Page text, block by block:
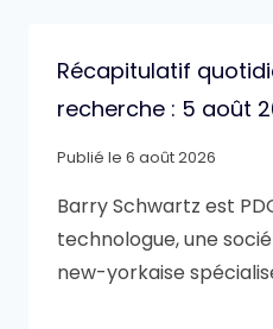
Récapitulatif
recherche : 5 août
Publié le 6 août 2026
Barry Schwartz est
technologue, une
new-yorkaise